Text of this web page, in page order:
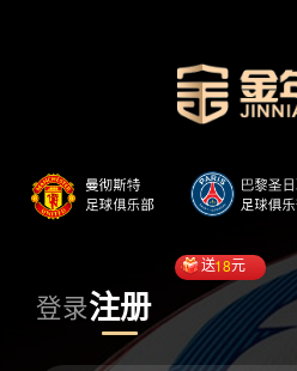
登录注册
送18元